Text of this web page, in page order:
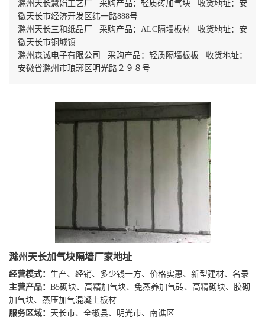
滁州天长慧娟工艺厂 采购产品：轻质砖加气块 收货地址：安
徽天长市经济开发区纬一路888号
滁州天长三和纸品厂 采购产品：ALC隔墙板材 收货地址：安
徽天长市铜城镇
滁州森诚电子有限公司 采购产品：轻质隔墙板板 收货地址：
安徽省滁州市琅琊区明光路２９８号
滁州天长加气块隔墙厂家地址
经营模式： 生产、经销、多少钱一方、价格实惠、新型建材、名录
主营产品： B5砌块、高精加气块、免蒸养加气砖、高精砌块、胶砌
加气块、蒸压加气混凝土板材
服务区域： 天长市、全椒县、明光市、南谯区